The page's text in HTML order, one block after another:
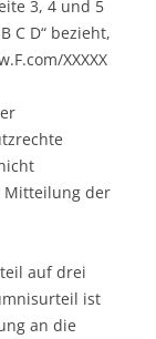
3, 4 und 5
C D“ bezieht,
XXXXX
Mitteilung der
auf drei
ist
an die